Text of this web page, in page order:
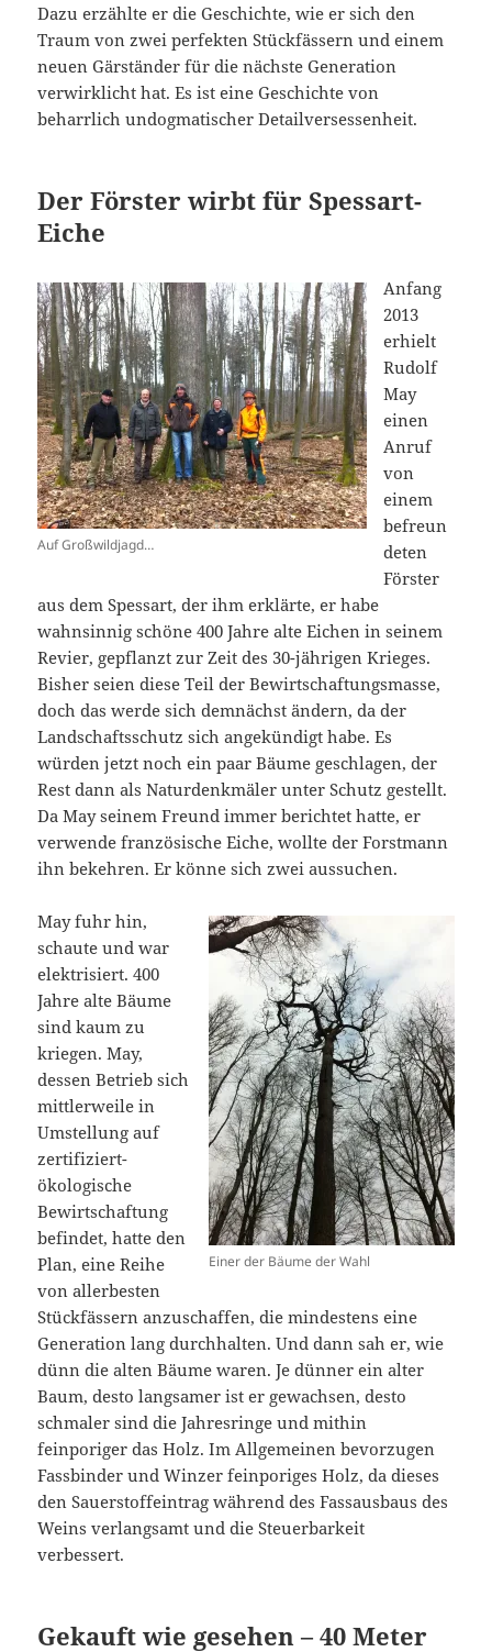
Dazu erzählte er die Geschichte, wie er sich den
Traum von zwei perfekten Stückfässern und einem
neuen Gärständer für die nächste Generation
verwirklicht hat. Es ist eine Geschichte von
beharrlich undogmatischer Detailversessenheit.
Der Förster wirbt für Spessart-
Eiche
Auf Großwildjagd…
Anfang
2013
erhielt
Rudolf
May
einen
Anruf
von
einem
befreun
deten
Förster
aus dem Spessart, der ihm erklärte, er habe
wahnsinnig schöne 400 Jahre alte Eichen in seinem
Revier, gepflanzt zur Zeit des 30-jährigen Krieges.
Bisher seien diese Teil der Bewirtschaftungsmasse,
doch das werde sich demnächst ändern, da der
Landschaftsschutz sich angekündigt habe. Es
würden jetzt noch ein paar Bäume geschlagen, der
Rest dann als Naturdenkmäler unter Schutz gestellt.
Da May seinem Freund immer berichtet hatte, er
verwende französische Eiche, wollte der Forstmann
ihn bekehren. Er könne sich zwei aussuchen.
Einer der Bäume der Wahl
May fuhr hin,
schaute und war
elektrisiert. 400
Jahre alte Bäume
sind kaum zu
kriegen. May,
dessen Betrieb sich
mittlerweile in
Umstellung auf
zertifiziert-
ökologische
Bewirtschaftung
befindet, hatte den
Plan, eine Reihe
von allerbesten
Stückfässern anzuschaffen, die mindestens eine
Generation lang durchhalten. Und dann sah er, wie
dünn die alten Bäume waren. Je dünner ein alter
Baum, desto langsamer ist er gewachsen, desto
schmaler sind die Jahresringe und mithin
feinporiger das Holz. Im Allgemeinen bevorzugen
Fassbinder und Winzer feinporiges Holz, da dieses
den Sauerstoffeintrag während des Fassausbaus des
Weins verlangsamt und die Steuerbarkeit
verbessert.
Gekauft wie gesehen – 40 Meter